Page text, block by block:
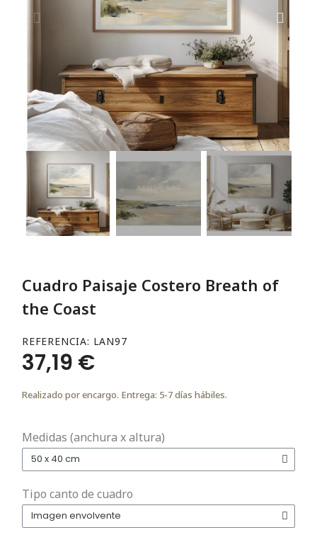
Cuadro Paisaje Costero Breath of
the Coast
REFERENCIA LAN97
37,19 €
Realizado por encargo. Entrega: 5-7 días hábiles.
Medidas (anchura x altura)
Tipo canto de cuadro